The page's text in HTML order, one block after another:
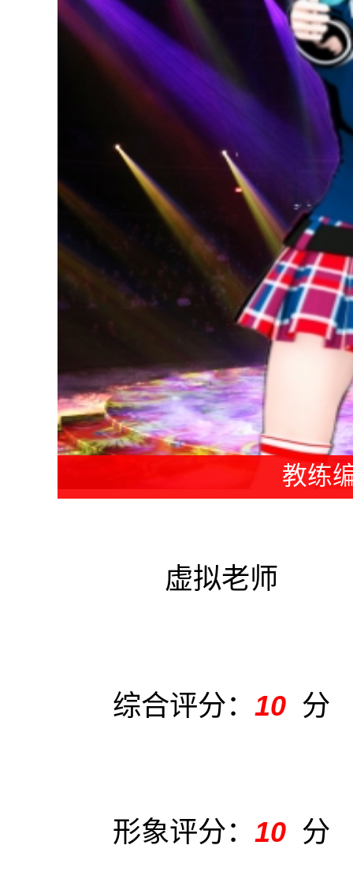
教练
虚拟老师
综合评分：10 分
形象评分：10 分